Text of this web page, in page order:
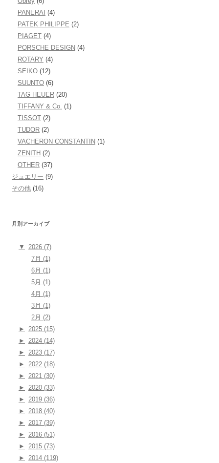
PANERAI (4)
PATEK PHILIPPE (2)
PIAGET (4)
PORSCHE DESIGN (4)
ROTARY (4)
SEIKO (12)
SUUNTO (6)
TAG HEUER (20)
TIFFANY & Co. (1)
TISSOT (2)
TUDOR (2)
VACHERON CONSTANTIN (1)
ZENITH (2)
OTHER (37)
ジュエリー (9)
その他 (16)
月別アーカイブ
▼
2026 (7)
7月 (1)
6月 (1)
5月 (1)
4月 (1)
3月 (1)
2月 (2)
►
2025 (15)
►
2024 (14)
►
2023 (17)
►
2022 (18)
►
2021 (30)
►
2020 (33)
►
2019 (36)
►
2018 (40)
►
2017 (39)
►
2016 (51)
►
2015 (73)
►
2014 (119)